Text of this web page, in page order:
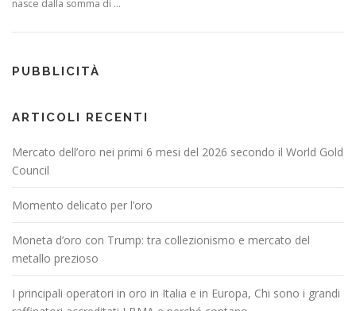
nasce dalla somma di …
PUBBLICITÀ
ARTICOLI RECENTI
Mercato dell’oro nei primi 6 mesi del 2026 secondo il World Gold
Council
Momento delicato per l’oro
Moneta d’oro con Trump: tra collezionismo e mercato del
metallo prezioso
I principali operatori in oro in Italia e in Europa, Chi sono i grandi